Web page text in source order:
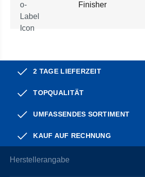
Finisher
2 TAGE LIEFERZEIT
TOPQUALITÄT
UMFASSENDES SORTIMENT
KAUF AUF RECHNUNG
Herstellerangabe